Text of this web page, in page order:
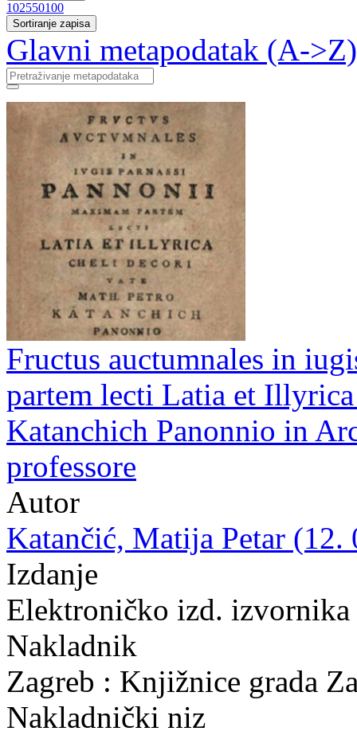
102550100
Sortiranje zapisa
Glavni metapodatak (A->Z)
Fructus auctumnales in
partem lecti Latia et
Katanchich Panonnio in
professore
Autor
Katančić, Matija Petar
Izdanje
Elektroničko izd.
Nakladnik
Zagreb : Knjižnice grada
Nakladnički niz